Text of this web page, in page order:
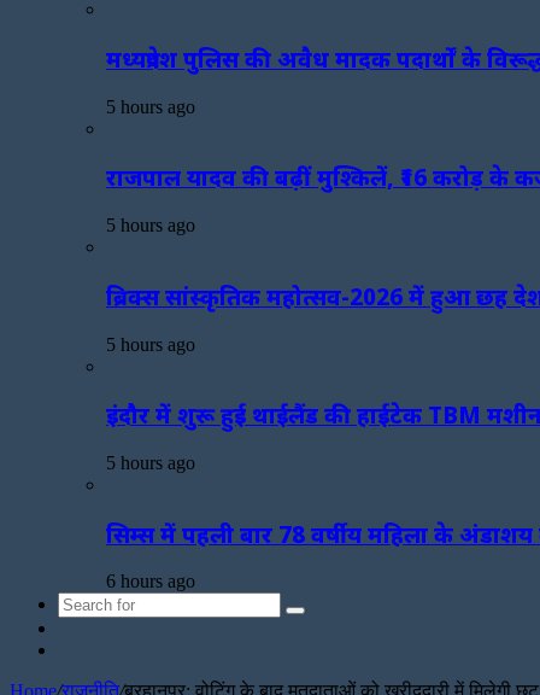
मध्यप्रदेश पुलिस की अवैध मादक पदार्थों के विरूद्ध
5 hours ago
राजपाल यादव की बढ़ीं मुश्किलें, ₹16 करोड़ के
5 hours ago
ब्रिक्स सांस्कृतिक महोत्सव-2026 में हुआ छह
5 hours ago
इंदौर में शुरू हुई थाईलैंड की हाईटेक TBM
5 hours ago
सिम्स में पहली बार 78 वर्षीय महिला के
6 hours ago
Search